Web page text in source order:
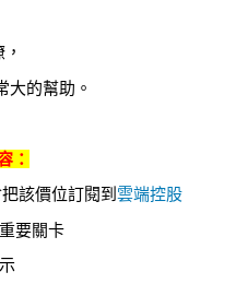
大的幫助。
：
該價位訂閱到 雲端控股
要關卡